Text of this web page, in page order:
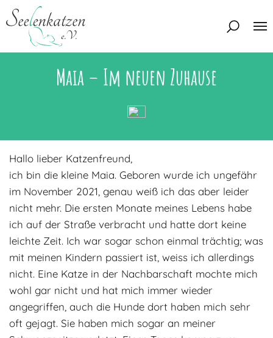
Mitglied werden
Eine Katze adoptieren
Interessentenbogen
Zuhause gesucht
Zuhause gefunden
Regenbogenbrücke
Adoptantenberichte
Infos rund um die Katze
Kontakt
Interessentenbogen
Kontaktformular
FAQ
Blog
Maia – Im neuen Zuhause
Hallo lieber Katzenfreund,
ich bin die kleine Maia. Geboren wurde ich ungefähr
im November 2021, genau weiß ich das aber leider
nicht mehr. Die ersten Monate meines Lebens habe
ich auf der Straße verbracht und hatte dort keine
leichte Zeit. Ich war sogar schon einmal trächtig; was
mit meinen Kindern passiert ist, weiss ich allerdings
nicht. Eine Katze in der Nachbarschaft mochte mich
wohl gar nicht und hat mich immer wieder
angegriffen, auch die Hunde dort haben mich sehr
oft gejagt. Sie haben mich sogar an meiner